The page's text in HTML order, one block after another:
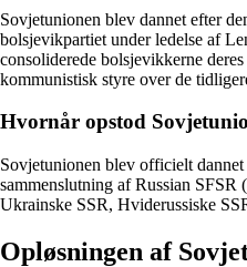
Sovjetunionen blev dannet efter
bolsjevikpartiet under ledelse af
consoliderede bolsjevikkerne
kommunistisk styre over de
Hvornår opstod
Sovjetunionen blev officielt
sammenslutning af Russian SFSR
Ukrainske SSR, Hviderussiske
Opløsningen af